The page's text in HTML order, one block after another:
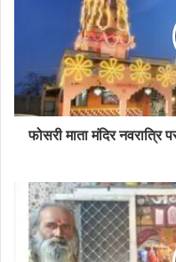
फोसरी माता मंदिर नवरात्रि